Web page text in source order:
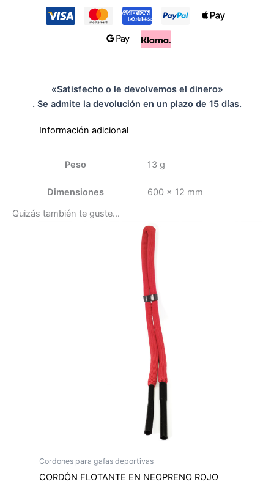
«Satisfecho o le devolvemos el dinero»
. Se admite la devolución en un plazo de 15 días.
Información adicional
Peso 13 g
Dimensiones
600 × 12 mm
Quizás también te guste…
Cordones para gafas deportivas
CORDÓN FLOTANTE EN NEOPRENO ROJO